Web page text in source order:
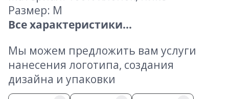
Размер: M
Все характеристики...
Мы можем предложить вам услуги
нанесения логотипа, создания
дизайна и упаковки